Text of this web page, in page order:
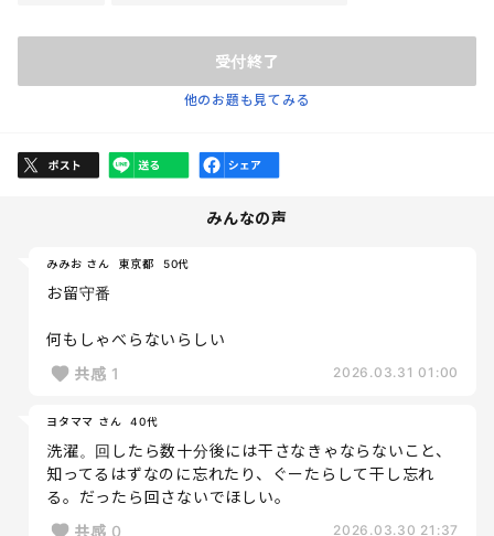
受付終了
他のお題も見てみる
みんなの声
みみお さん 東京都 50代
お留守番
何もしゃべらないらしい
共感 1 2026.03.31 01:00
ヨタママ さん 40代
洗濯。回したら数十分後には干さなきゃならないこと、
知ってるはずなのに忘れたり、ぐーたらして干し忘れ
る。だったら回さないでほしい。
共感 0 2026.03.30 21:37